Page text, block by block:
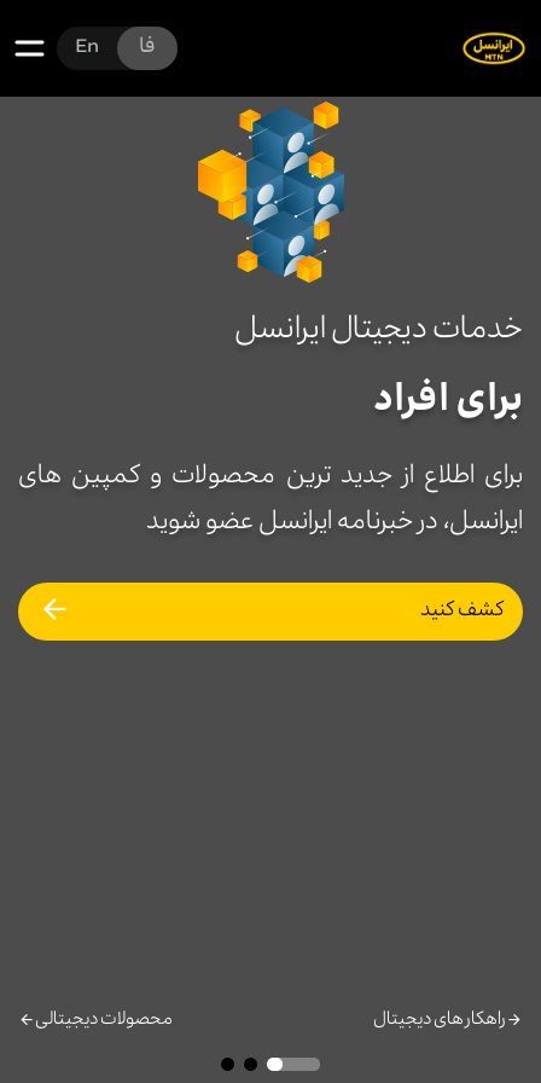
فا En
خدمات دیجیتال ایرانسل
برای افراد
برای اطلاع از جدید ترین محصولات و کمپین های
ایرانسل، در خبرنامه ایرانسل عضو شوید
کشف کنید
راهکار های دیجیتال محصولات دیجیتالی